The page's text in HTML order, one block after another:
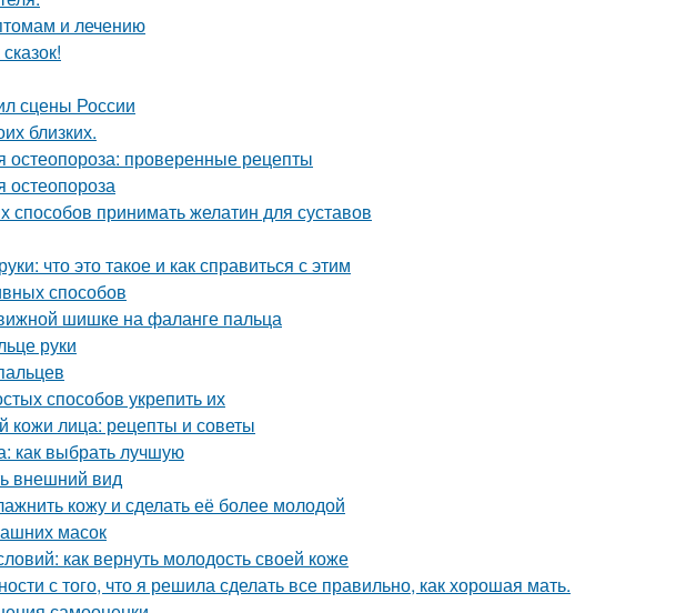
и лечению
сцены России
близких.
проверенные рецепты
принимать желатин для суставов
что это такое и как справиться с этим
способов
шишке на фаланге пальца
руки
способов укрепить их
лица: рецепты и советы
как выбрать лучшую
внешний вид
кожу и сделать её более молодой
масок
как вернуть молодость своей коже
с того, что я решила сделать все правильно, как хорошая мать.